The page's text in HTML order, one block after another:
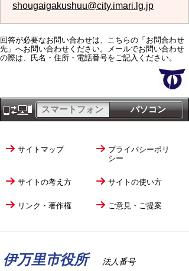
shougaigakushuu@city.imari.lg.jp
回答が必要なお問い合わせは、こちらの「お問合わせ
先」へお問い合わせください。メールでお問い合わせ
の際は、氏名・住所・電話番号をご記入ください。
パソコン
スマートフォン
サイトマップ
プライバシーポリ
シー
サイトの考え方 サイトの使い方
リンク・著作権 ご意見・ご提案
伊万里市役所
法人番号